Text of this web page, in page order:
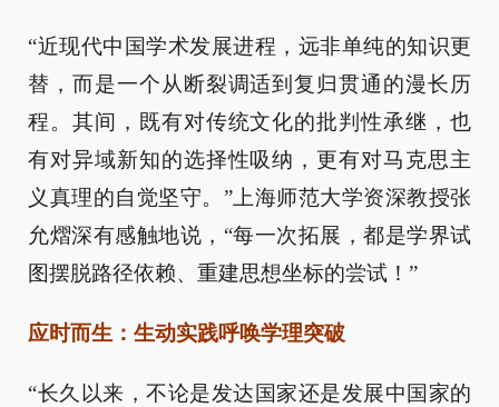
“近现代中国学术发展进程，远非单纯的知识更
替，而是一个从断裂调适到复归贯通的漫长历
程。其间，既有对传统文化的批判性承继，也
有对异域新知的选择性吸纳，更有对马克思主
义真理的自觉坚守。”上海师范大学资深教授张
允熠深有感触地说，“每一次拓展，都是学界试
图摆脱路径依赖、重建思想坐标的尝试！”
应时而生：生动实践呼唤学理突破
“长久以来，不论是发达国家还是发展中国家的